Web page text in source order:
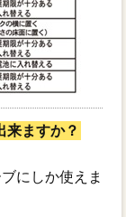
ますか？
にしか使えま